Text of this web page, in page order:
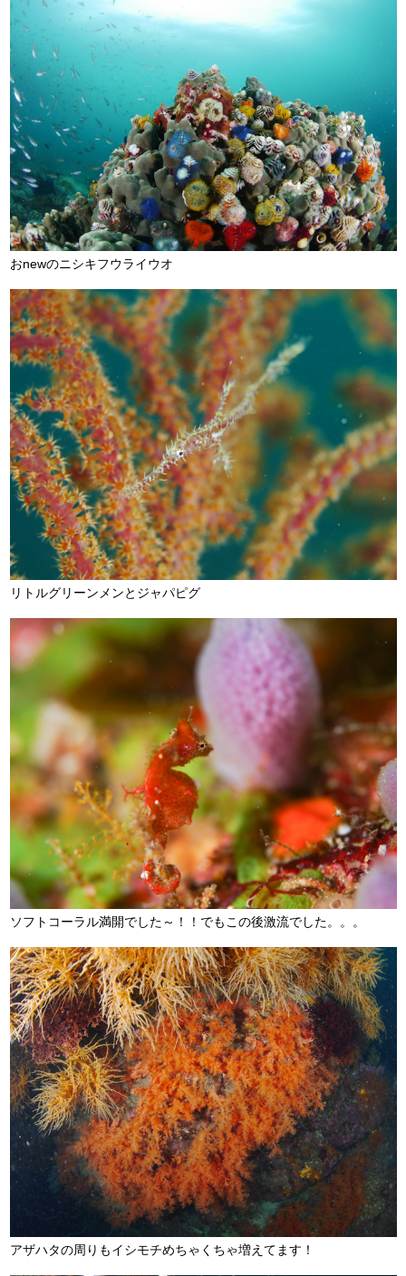
おnewのニシキフウライウオ
リトルグリーンメンとジャパピグ
ソフトコーラル満開でした～！！でもこの後激流でした。。。
アザハタの周りもイシモチめちゃくちゃ増えてます！